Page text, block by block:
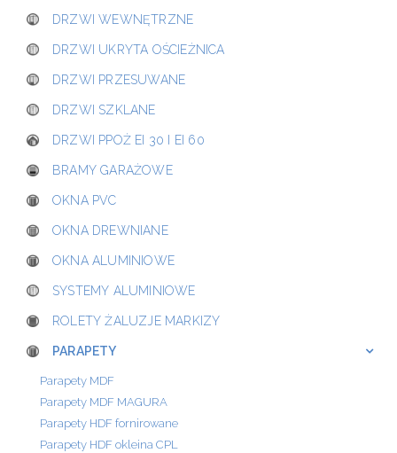
DRZWI WEWNĘTRZNE
DRZWI UKRYTA OŚCIEŻNICA
DRZWI PRZESUWANE
DRZWI SZKLANE
DRZWI PPOŻ EI 30 I EI 60
BRAMY GARAŻOWE
OKNA PVC
OKNA DREWNIANE
OKNA ALUMINIOWE
SYSTEMY ALUMINIOWE
ROLETY ŻALUZJE MARKIZY
PARAPETY
Parapety MDF
Parapety MDF MAGURA
Parapety HDF fornirowane
Parapety HDF okleina CPL